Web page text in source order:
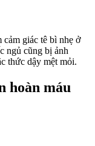
giác tê bì nhẹ ở
ngủ cũng bị ảnh
thức dậy mệt mỏi.
hoàn máu